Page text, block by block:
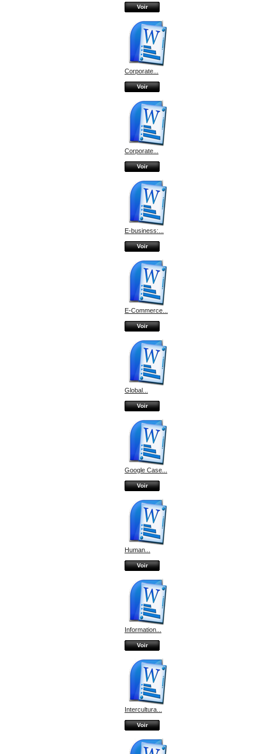
Voir
Corporate...
Voir
Corporate...
Voir
E-business:...
Voir
E-Commerce...
Voir
Global...
Voir
Google Case...
Voir
Human...
Voir
Information...
Voir
Intercultura...
Voir